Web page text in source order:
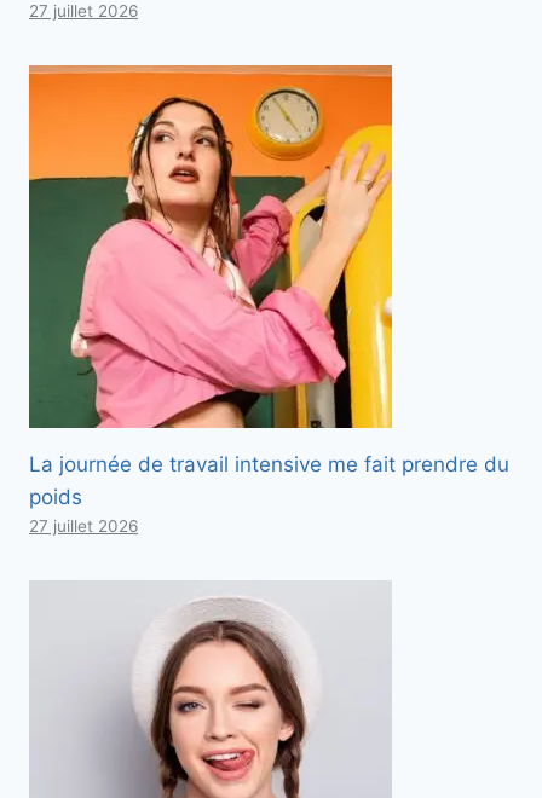
27 juillet 2026
La journée de travail intensive me fait prendre du
poids
27 juillet 2026